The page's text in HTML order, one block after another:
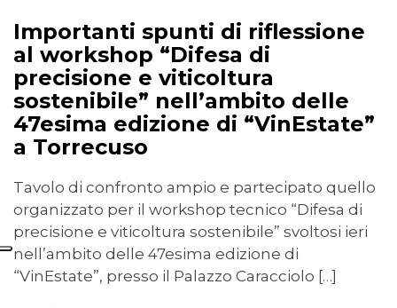
05/09/2022
Importanti spunti di riflessione
al workshop “Difesa di
precisione e viticoltura
sostenibile” nell’ambito delle
47esima edizione di “VinEstate”
a Torrecuso
Tavolo di confronto ampio e partecipato quello
organizzato per il workshop tecnico “Difesa di
precisione e viticoltura sostenibile” svoltosi ieri
nell’ambito delle 47esima edizione di
“VinEstate”, presso il Palazzo Caracciolo […]